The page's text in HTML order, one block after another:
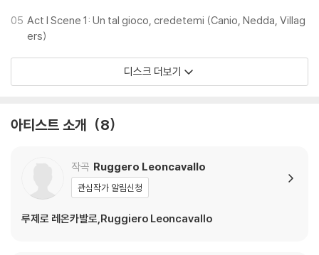
05 Act I Scene 1: Un tal gioco, credetemi (Canio, Nedda, Villag
ers)
디스크 더보기
아티스트 소개 8
작곡 Ruggero Leoncavallo
관심작가 알림신청
루제로 레온카발로,Ruggiero Leoncavallo